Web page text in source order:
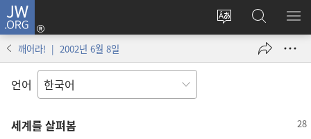
JW.ORG
사이트
변경
로그인
(새로운
열기)
JW.ORG
검색
메
깨어라! | 2002년 6월 8일
언어
세계를 살펴봄